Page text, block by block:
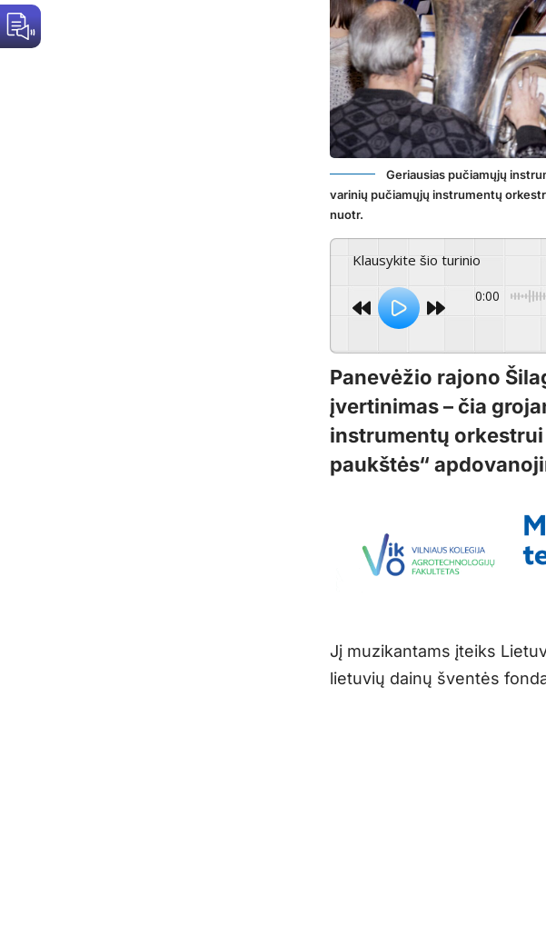
Geriausias pučiamųjų
varinių pučiamųjų instrumentų
nuotr.
Klausykite šio turinio
0:00
Panevėžio rajono
įvertinimas – čia
instrumentų
paukštės“
Jį muzikantams įteiks
lietuvių dainų šventės